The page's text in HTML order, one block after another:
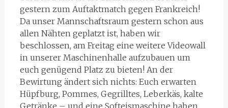
gestern zum Auftaktmatch gegen Frankreich!
Da unser Mannschaftsraum gestern schon aus
allen Nähten geplatzt ist, haben wir
beschlossen, am Freitag eine weitere Videowall
in unserer Maschinenhalle aufzubauen um
euch genügend Platz zu bieten! An der
Bewirtung ändert sich nichts: Euch erwarten
Hüpfburg, Pommes, Gegrilltes, Leberkäs, kalte
Getränke – und eine Softeismaschine haben